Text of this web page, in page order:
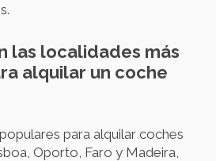
las localidades más
alquilar un coche
para alquilar coches
Oporto, Faro y Madeira,